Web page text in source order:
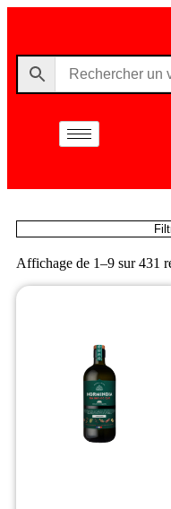
Affichage de 1–9 sur 431